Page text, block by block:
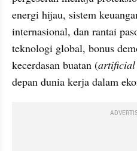
energi hijau, sistem
internasional, dan rantai
teknologi global, bonus
kecerdasan buatan (artificial
depan dunia kerja dalam